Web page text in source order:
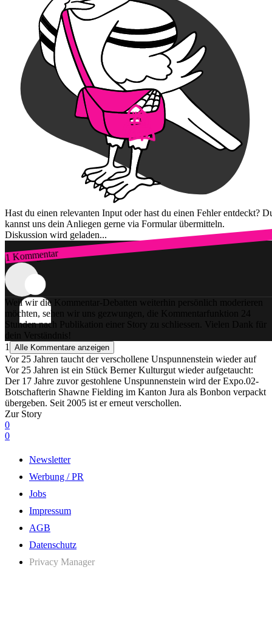
Hast du einen relevanten Input oder hast du einen Fehler entdeckt?
kannst uns dein Anliegen gerne via Formular übermitteln.
Diskussion wird geladen...
1 Kommentar
Zum Login
Weil wir die Kommentar-Debatten weiterhin persönlich moderieren
möchten, sehen wir uns gezwungen, die Kommentarfunktion 24
Stunden nach Publikation einer Story zu schliessen. Vielen Dank für
dein Verständnis!
1
Alle Kommentare anzeigen
Vor 25 Jahren taucht der verschollene Unspunnenstein wieder auf
Vor 25 Jahren ist ein Stück Berner Kulturgut wieder aufgetaucht:
Der 17 Jahre zuvor gestohlene Unspunnenstein wird der Expo.02-
Botschafterin Shawne Fielding im Kanton Jura als Bonbon verpackt
übergeben. Seit 2005 ist er erneut verschollen.
Zur Story
0
0
Newsletter
Werbung / PR
Jobs
Impressum
AGB
Datenschutz
Privacy Manager